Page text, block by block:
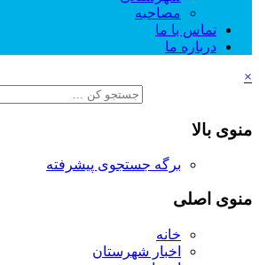
مصاحبه
تماس با ما
درباره ما
×
منوی بالا
برگه جستجوی پیشرفته
منوی اصلی
خانه
اخبار شهرستان